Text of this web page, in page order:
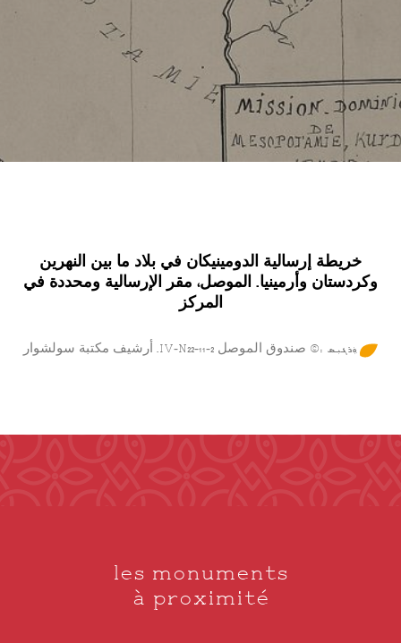
خريطة إرسالية الدومينيكان في بلاد ما بين النهرين
وكردستان وأرمينيا. الموصل، مقر الإرسالية ومحددة في
المركز
ܼܘܲܪܓܝܼܣ :© صندوق الموصل IV-N22-11-2. أرشيف مكتبة سولشوار
les monuments
à proximité